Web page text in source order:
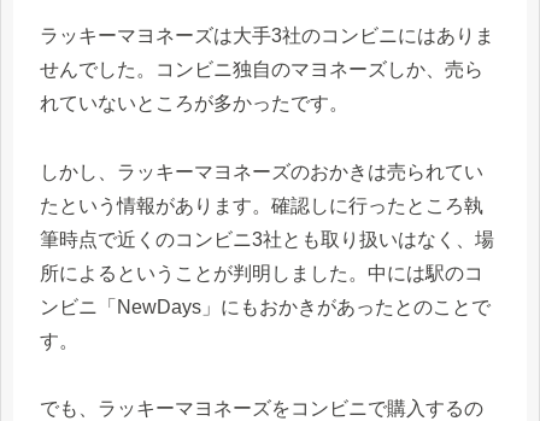
ラッキーマヨネーズは大手3社のコンビニにはありま
せんでした。コンビニ独自のマヨネーズしか、売ら
れていないところが多かったです。
しかし、ラッキーマヨネーズのおかきは売られてい
たという情報があります。確認しに行ったところ執
筆時点で近くのコンビニ3社とも取り扱いはなく、場
所によるということが判明しました。中には駅のコ
ンビニ「NewDays」にもおかきがあったとのことで
す。
でも、ラッキーマヨネーズをコンビニで購入するの